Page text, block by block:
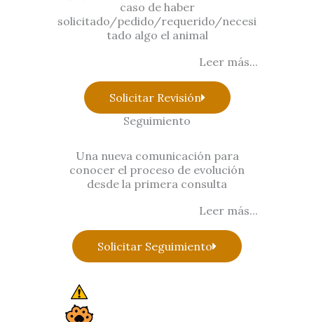
caso de haber
solicitado/pedido/requerido/necesi
tado algo el animal
Leer más...
Solicitar Revisión
Seguimiento
Una nueva comunicación para
conocer el proceso de evolución
desde la primera consulta
Leer más...
Solicitar Seguimiento